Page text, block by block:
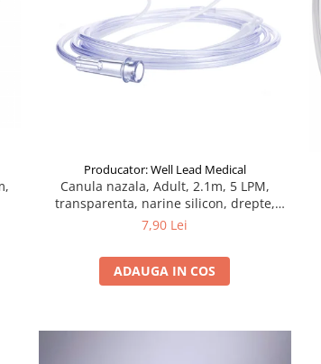
Producator: Well Lead Medical
Canula nazala, Adult, 2.1m, 5 LPM,
transparenta, narine silicon, drepte,
cilindrice
7,90 Lei
ADAUGA IN COS